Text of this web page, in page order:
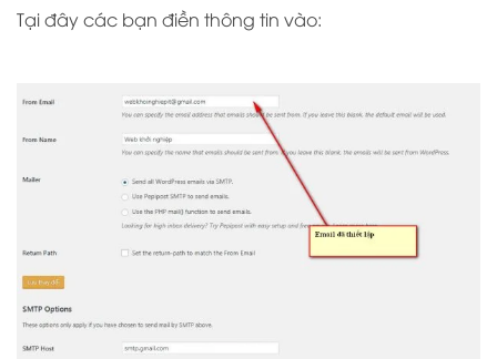
Tại đây các bạn điền thông tin vào: